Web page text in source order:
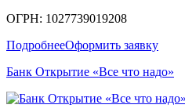
ОГРН: 1027739019208
ПодробнееОформить заявку
Банк Открытие «Все что надо»